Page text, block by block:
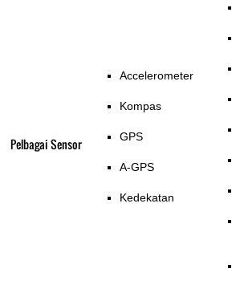
Pelbagai Sensor
Accelerometer
Kompas
GPS
A-GPS
Kedekatan